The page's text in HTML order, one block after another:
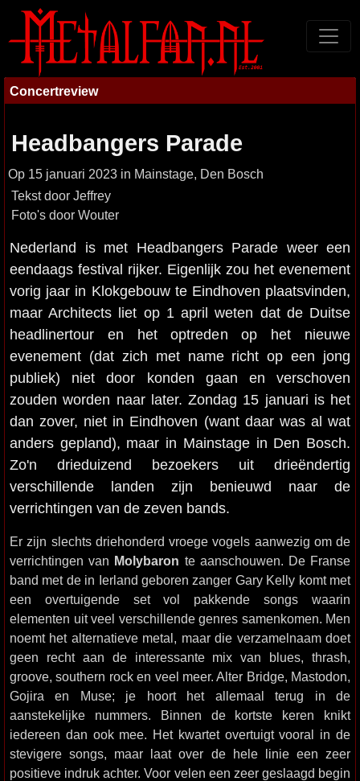
Concertreview
Headbangers Parade
Op 15 januari 2023 in Mainstage, Den Bosch
Tekst door Jeffrey
Foto's door Wouter
Nederland is met Headbangers Parade weer een
eendaags festival rijker. Eigenlijk zou het evenement
vorig jaar in Klokgebouw te Eindhoven plaatsvinden,
maar Architects liet op 1 april weten dat de Duitse
headlinertour en het optreden op het nieuwe
evenement (dat zich met name richt op een jong
publiek) niet door konden gaan en verschoven
zouden worden naar later. Zondag 15 januari is het
dan zover, niet in Eindhoven (want daar was al wat
anders gepland), maar in Mainstage in Den Bosch.
Zo'n drieduizend bezoekers uit drieëndertig
verschillende landen zijn benieuwd naar de
verrichtingen van de zeven bands.
Er zijn slechts driehonderd vroege vogels aanwezig om de
verrichtingen van Molybaron te aanschouwen. De Franse
band met de in Ierland geboren zanger Gary Kelly komt met
een overtuigende set vol pakkende songs waarin
elementen uit veel verschillende genres samenkomen. Men
noemt het alternatieve metal, maar die verzamelnaam doet
geen recht aan de interessante mix van blues, thrash,
groove, southern rock en veel meer. Alter Bridge, Mastodon,
Gojira en Muse; je hoort het allemaal terug in de
aanstekelijke nummers. Binnen de kortste keren knikt
iedereen dan ook mee. Het kwartet overtuigt vooral in de
stevigere songs, maar laat over de hele linie een zeer
positieve indruk achter. Voor velen een zeer geslaagd begin